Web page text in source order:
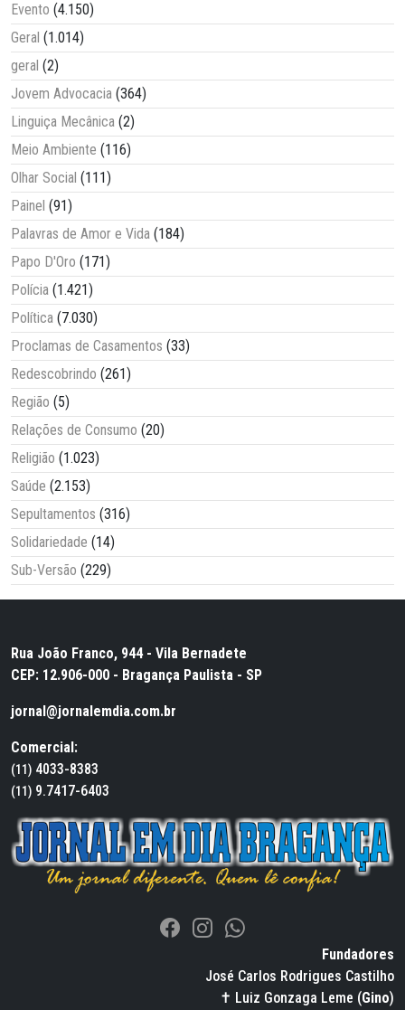
Evento (4.150)
Geral (1.014)
geral (2)
Jovem Advocacia (364)
Linguiça Mecânica (2)
Meio Ambiente (116)
Olhar Social (111)
Painel (91)
Palavras de Amor e Vida (184)
Papo D'Oro (171)
Polícia (1.421)
Política (7.030)
Proclamas de Casamentos (33)
Redescobrindo (261)
Região (5)
Relações de Consumo (20)
Religião (1.023)
Saúde (2.153)
Sepultamentos (316)
Solidariedade (14)
Sub-Versão (229)
Rua João Franco, 944 - Vila Bernadete
CEP: 12.906-000 - Bragança Paulista - SP
jornal@jornalemdia.com.br
Comercial:
(11) 4033-8383
(11) 9.7417-6403
Fundadores
José Carlos Rodrigues Castilho
✝ Luiz Gonzaga Leme (Gino)